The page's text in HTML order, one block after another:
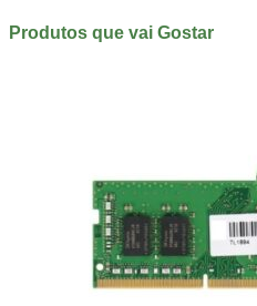
Produtos que vai Gostar